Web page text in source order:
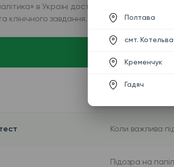
в Україні доступні різні види
клінічного завдання.
Плановий
Коли важлива
Підозра на
Полтава
смт. Котельва
Кременчук
Гадяч